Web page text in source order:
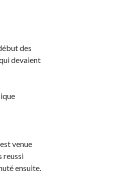
des
devaient
venue
reussi
ensuite.